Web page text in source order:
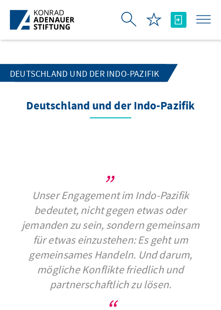
Skip to Main Content
DEUTSCHLAND UND DER INDO-PAZIFIK
Deutschland und der Indo-Pazifik
Unser Engagement im Indo-Pazifik
bedeutet, nicht gegen etwas oder
jemanden zu sein, sondern gemeinsam
für etwas einzustehen: Es geht um
gemeinsames Handeln. Und darum,
mögliche Konflikte friedlich und
partnerschaftlich zu lösen.